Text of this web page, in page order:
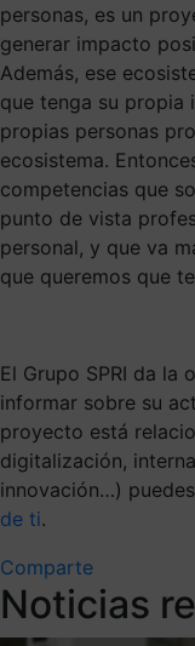
personas, es un
generar impacto
Además, ese
que tenga su propia
propias personas
ecosistema.
competencias que
punto de vista
personal, y que va
que queremos que
El Grupo SPRI da la
informar sobre su
proyecto está
digitalización,
innovación…)
de ti.
Comparte
Noticias